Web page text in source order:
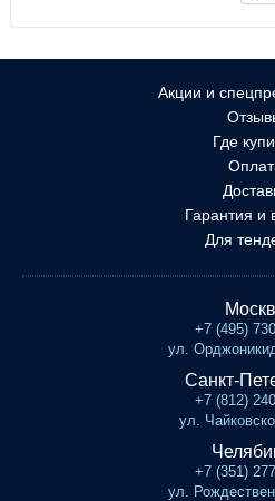
Акции и
Где
Гарантия и
Для
+7 (495)
ул.
Санкт-
+7 (812)
ул.
+7 (351)
ул.